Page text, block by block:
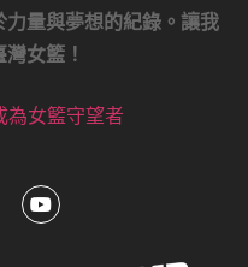
量與夢想的紀錄。讓我
女籃！
女籃守望者